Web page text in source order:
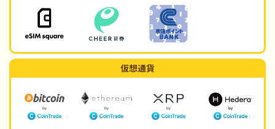
仮想通貨